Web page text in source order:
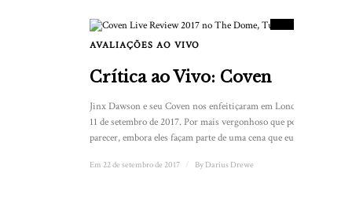
AVALIAÇÕES AO VIVO
Crítica ao Vivo: Coven
Jinx Dawson e seu Coven nos enfeitiçaram em Londres em
11 de setembro de 2017. Por mais vergonhoso que possa
parecer, embora eles façam parte de uma cena que eu...
Em 22 de setembro de 2017 By Darius Drewe